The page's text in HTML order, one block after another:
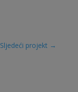
Sljedeći projekt →